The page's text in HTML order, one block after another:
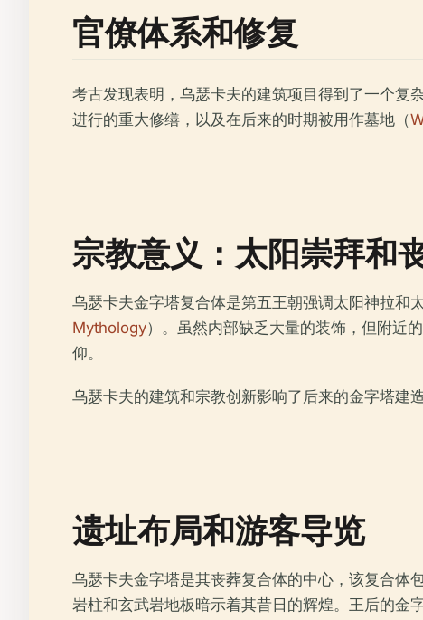
官僚体系和修复
考古发现表明，乌瑟卡夫的建筑项目得到了一个复
进行的重大修缮，以及在后来的时期被用作墓地（
宗教意义：太阳崇拜和
乌瑟卡夫金字塔复合体是第五王朝强调太阳神拉和
Mythology）。虽然内部缺乏大量的装饰，但附近
仰。
乌瑟卡夫的建筑和宗教创新影响了后来的金字塔建
遗址布局和游客导览
乌瑟卡夫金字塔是其丧葬复合体的中心，该复合体
岩柱和玄武岩地板暗示着其昔日的辉煌。王后的金